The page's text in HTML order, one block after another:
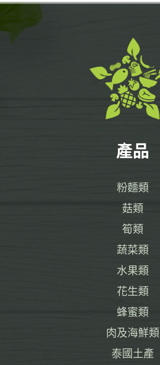
產品
粉麵類
菇類
筍類
蔬菜類
水果類
花生類
蜂蜜類
肉及海鮮類
泰國土產